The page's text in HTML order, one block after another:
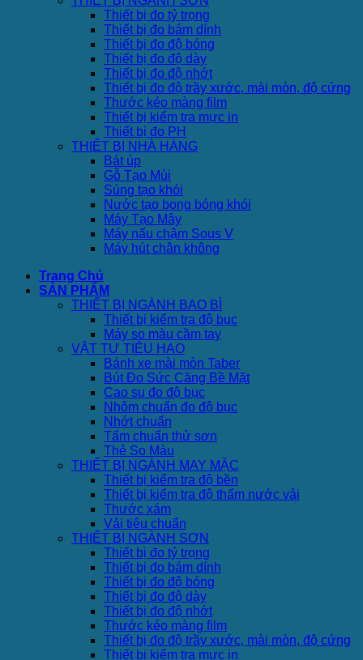
Thiết bị đo tỷ trọng
Thiết bị đo bám dính
Thiết bị đo độ bóng
Thiết bị đo độ dày
Thiết bị đo độ nhớt
Thiết bị đo độ trầy xước, mài mòn, độ cứng
Thước kéo màng film
Thiết bị kiểm tra mực in
Thiết bị đo PH
THIẾT BỊ NHÀ HÀNG
Bát úp
Gỗ Tạo Mùi
Súng tạo khói
Nước tạo bong bóng khói
Máy Tạo Mây
Máy nấu chậm Sous V
Máy hút chân không
Trang Chủ
SẢN PHẨM
THIẾT BỊ NGÀNH BAO BÌ
Thiết bị kiểm tra độ bục
Máy so màu cầm tay
VẬT TƯ TIÊU HAO
Bánh xe mài mòn Taber
Bút Đo Sức Căng Bề Mặt
Cao su đo độ bục
Nhôm chuẩn đo độ bục
Nhớt chuẩn
Tấm chuẩn thử sơn
Thẻ So Màu
THIẾT BỊ NGÀNH MAY MẶC
Thiết bị kiểm tra độ bền
Thiết bị kiểm tra độ thấm nước vải
Thước xám
Vải tiêu chuẩn
THIẾT BỊ NGÀNH SƠN
Thiết bị đo tỷ trọng
Thiết bị đo bám dính
Thiết bị đo độ bóng
Thiết bị đo độ dày
Thiết bị đo độ nhớt
Thước kéo màng film
Thiết bị đo độ trầy xước, mài mòn, độ cứng
Thiết bị kiểm tra mực in